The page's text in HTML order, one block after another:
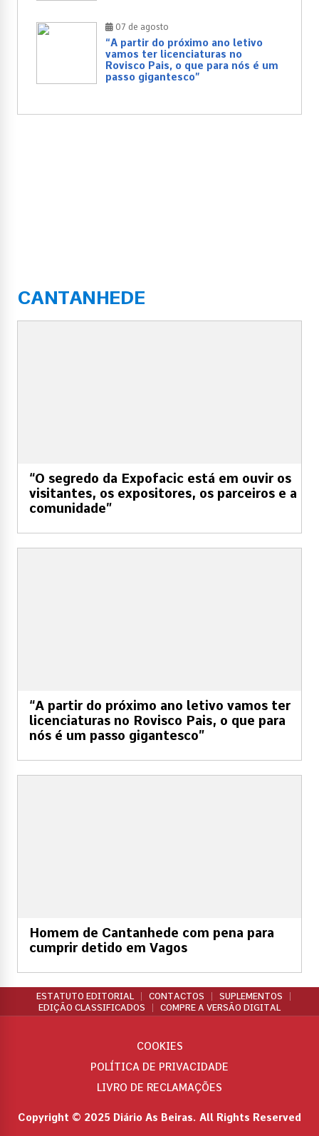
07 de agosto
“A partir do próximo ano letivo
vamos ter licenciaturas no
Rovisco Pais, o que para nós é um
passo gigantesco”
CANTANHEDE
“O segredo da Expofacic está em ouvir os
visitantes, os expositores, os parceiros e a
comunidade”
“A partir do próximo ano letivo vamos ter
licenciaturas no Rovisco Pais, o que para
nós é um passo gigantesco”
Homem de Cantanhede com pena para
cumprir detido em Vagos
ESTATUTO EDITORIAL CONTACTOS
SUPLEMENTOS
EDIÇÃO CLASSIFICADOS
COMPRE A VERSÃO DIGITAL
Copyright © 2025 Diário As Beiras. All Rights Reserved
COOKIES
POLÍTICA DE PRIVACIDADE
LIVRO DE RECLAMAÇÕES